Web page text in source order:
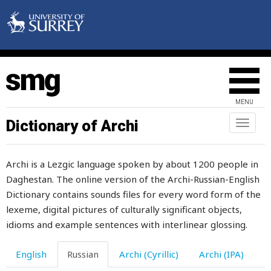
MENU
Toggle
Dictionary of Archi
Archi is a Lezgic language spoken by about 1200 people in
Daghestan. The online version of the Archi-Russian-English
Dictionary contains sounds files for every word form of the
lexeme, digital pictures of culturally significant objects,
idioms and example sentences with interlinear glossing.
English Russian Archi (Cyrillic) Archi (IPA)
козни
кокетка
кокетливая
колбаса
колебаться
колено
количество